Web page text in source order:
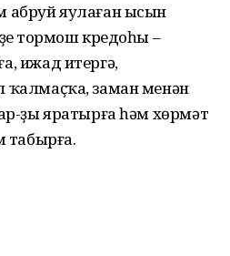
абруй яулаған ысын
тормош кредоһы –
ижад итергә,
ҡалмаҫҡа, заман менән
ҙы яратырға һәм хөрмәт
табырға.